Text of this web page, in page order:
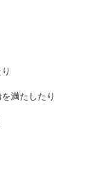
満たしたり